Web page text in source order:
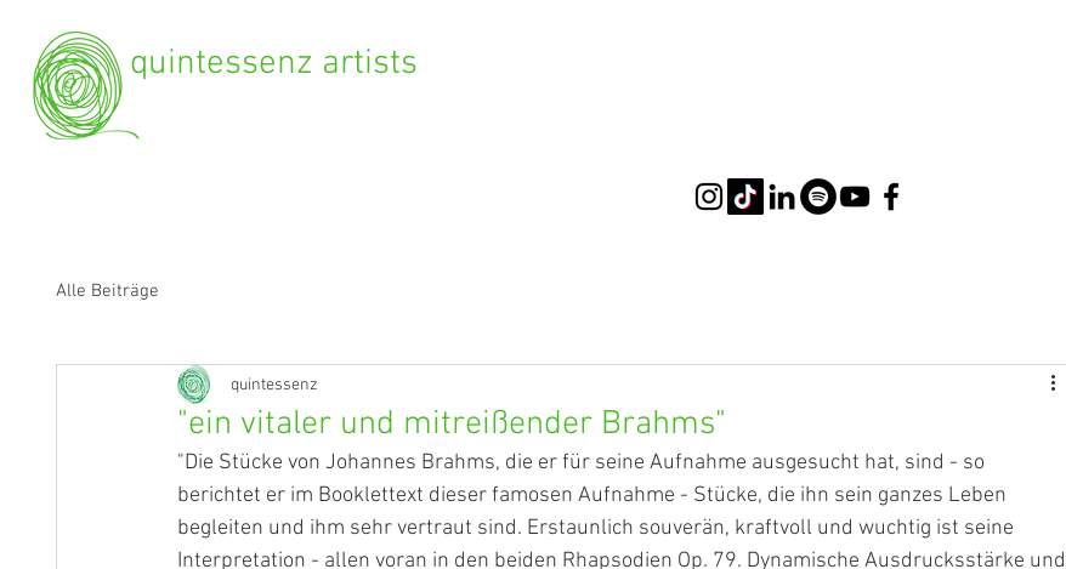
quintessenz artists
Alle Beiträge
"ein vitaler und mitreißender Brahms"
quintessenz
"Die Stücke von Johannes Brahms, die er für seine Aufnahme ausgesucht hat, sind - so
berichtet er im Booklettext dieser famosen Aufnahme - Stücke, die ihn sein ganzes Leben
begleiten und ihm sehr vertraut sind. Erstaunlich souverän, kraftvoll und wuchtig ist seine
Interpretation - allen voran in den beiden Rhapsodien Op. 79. Dynamische Ausdrucksstärke und